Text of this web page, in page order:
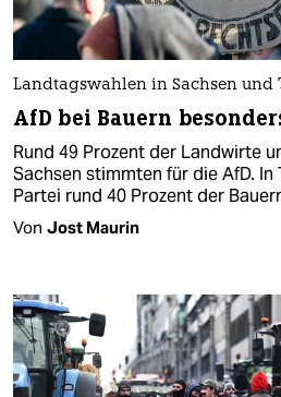
Landtagswahlen in Sachsen und
AfD bei Bauern
Rund 49 Prozent der Landwirte
Sachsen stimmten für die AfD.
Partei rund 40 Prozent der
Von Jost Maurin